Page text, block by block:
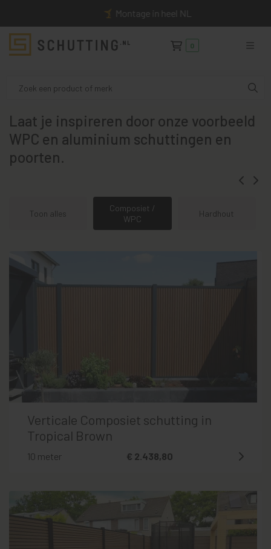
0
Montage in heel NL
Laat je inspireren door onze voorbeeld
WPC en aluminium schuttingen en
poorten.
Toon alles
Composiet /
WPC
Hardhout
Verticale Composiet schutting in
Tropical Brown
10 meter € 2.438,80